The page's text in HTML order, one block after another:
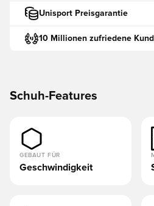
Unisport Preisgarantie
10 Millionen zufriedene
Schuh-Features
GEBAUT FÜR
Geschwindigkeit